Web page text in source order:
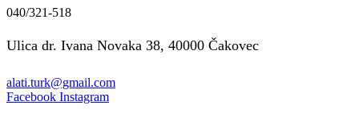
040/321-518
Ulica dr. Ivana Novaka 38, 40000 Čakovec
alati.turk@gmail.com
Facebook Instagram